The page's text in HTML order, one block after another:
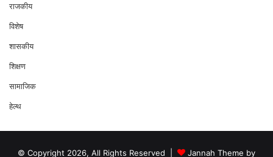
राजकीय
विशेष
शासकीय
शिक्षण
सामाजिक
हेल्थ
© Copyright 2026, All Rights Reserved | Jannah Theme by